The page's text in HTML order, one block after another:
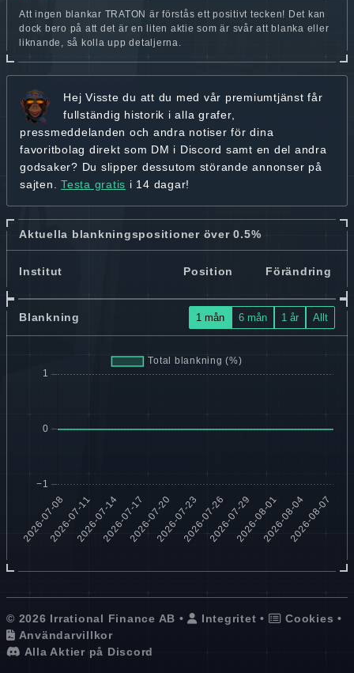
Att ingen blankar TRATON är förstås ett positivt tecken! Det kan
dock bero på att det är en liten aktie som är svår att blanka eller
liknande, så kolla upp detaljerna.
Hej Visste du att du med vår premiumtjänst får
fullständig historik i alla grafer,
pressmeddelanden och andra notiser för dina
favoritbolag direkt som DM i Discord samt en del andra
godsaker? Du slipper dessutom störande annonser på
sajten. Testa gratis i 14 dagar!
Aktuella blankningspositioner över 0.5%
Institut Position Förändring
Blankning 1 mån 6 mån 1 år Allt
© 2026 Irrational Finance AB • Integritet • Cookies •
Användarvillkor
Alla Aktier på Discord